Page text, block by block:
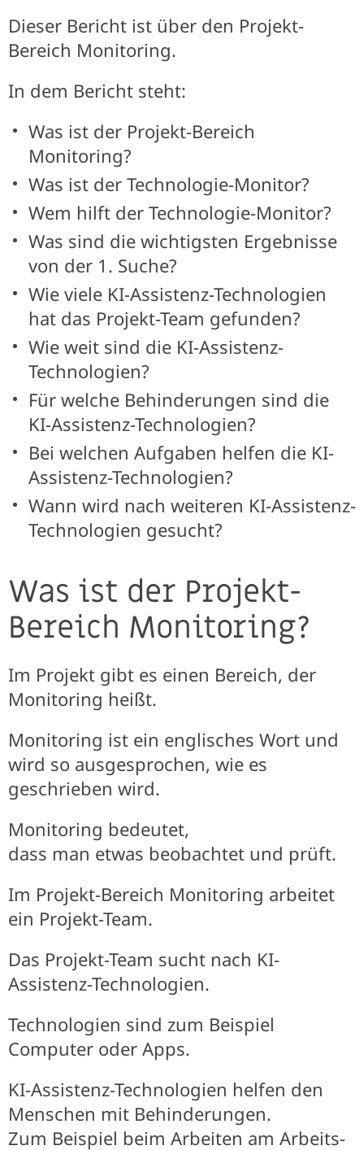
Dieser Bericht ist über den Projekt-
Bereich Monitoring.
In dem Bericht steht:
Was ist der Projekt-Bereich
Monitoring?
Was ist der Technologie-Monitor?
Wem hilft der Technologie-Monitor?
Was sind die wichtigsten Ergebnisse
von der 1. Suche?
Wie viele KI-Assistenz-Technologien
hat das Projekt-Team gefunden?
Wie weit sind die KI-Assistenz-
Technologien?
Für welche Behinderungen sind die
KI-Assistenz-Technologien?
Bei welchen Aufgaben helfen die KI-
Assistenz-Technologien?
Wann wird nach weiteren KI-Assistenz-
Technologien gesucht?
Was ist der Projekt-
Bereich Monitoring?
Im Projekt gibt es einen Bereich, der
Monitoring heißt.
Monitoring ist ein englisches Wort und
wird so ausgesprochen, wie es
geschrieben wird.
Monitoring bedeutet,
dass man etwas beobachtet und prüft.
Im Projekt-Bereich Monitoring arbeitet
ein Projekt-Team.
Das Projekt-Team sucht nach KI-
Assistenz-Technologien.
Technologien sind zum Beispiel
Computer oder Apps.
KI-Assistenz-Technologien helfen den
Menschen mit Behinderungen.
Zum Beispiel beim Arbeiten am Arbeits-